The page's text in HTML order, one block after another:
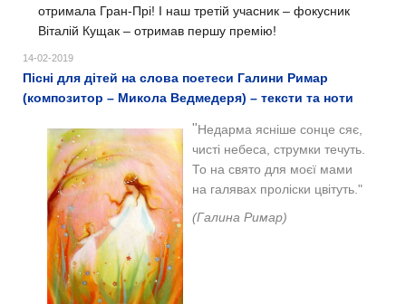
отримала Гран-Прі! І наш третій учасник – фокусник
Віталій Кущак – отримав першу премію!
14-02-2019
Пісні для дітей на слова поетеси Галини Римар
(композитор – Микола Ведмедеря) – тексти та ноти
"Недарма ясніше сонце сяє,
чисті небеса, струмки течуть.
То на свято для моєї мами
на галявах проліски цвітуть."
(Галина Римар)